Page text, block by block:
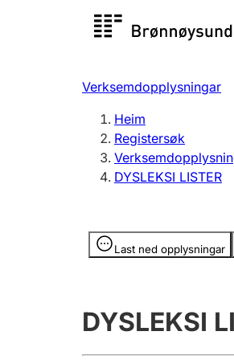
Registersøk
Registrere, endre,
Verksemdopplysningar
Heim
Registersøk
DYSLEKSI LISTER
Last ned opplysningar
Opplysninger er skjult
DYSLEKSI